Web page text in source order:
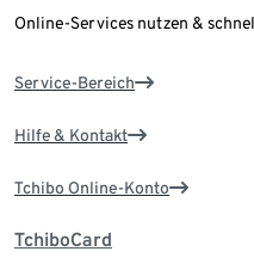
Online-Services nutzen &
Service-Bereich
Hilfe & Kontakt
Tchibo Online-Konto
TchiboCard